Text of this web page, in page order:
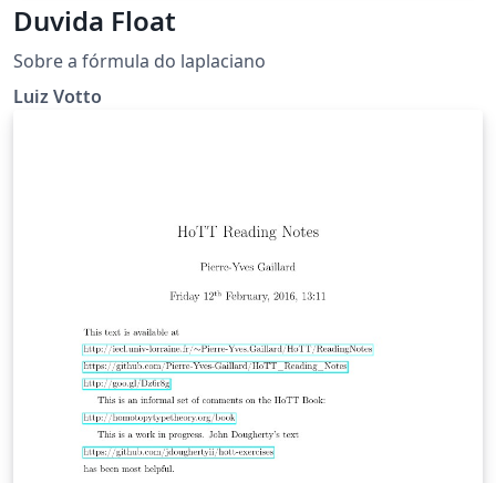
Duvida Float
Sobre a fórmula do laplaciano
Luiz Votto